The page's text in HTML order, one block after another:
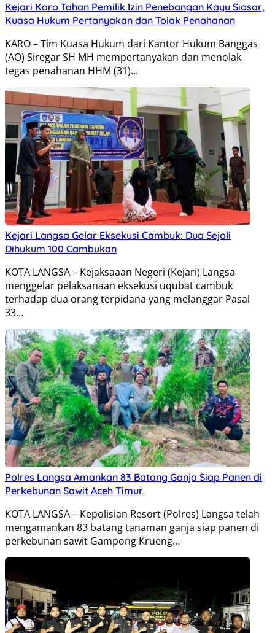
Kejari Karo Tahan Pemilik Izin Penebangan Kayu Siosar,
Kuasa Hukum Pertanyakan dan Tolak Penahanan
KARO – Tim Kuasa Hukum dari Kantor Hukum Banggas
(AO) Siregar SH MH mempertanyakan dan menolak
tegas penahanan HHM (31)…
Kejari Langsa Gelar Eksekusi Cambuk: Dua Sejoli
Dihukum 100 Cambukan
KOTA LANGSA – Kejaksaaan Negeri (Kejari) Langsa
menggelar pelaksanaan eksekusi uqubat cambuk
terhadap dua orang terpidana yang melanggar Pasal
33…
Polres Langsa Amankan 83 Batang Ganja Siap Panen di
Perkebunan Sawit Aceh Timur
KOTA LANGSA – Kepolisian Resort (Polres) Langsa telah
mengamankan 83 batang tanaman ganja siap panen di
perkebunan sawit Gampong Krueng…